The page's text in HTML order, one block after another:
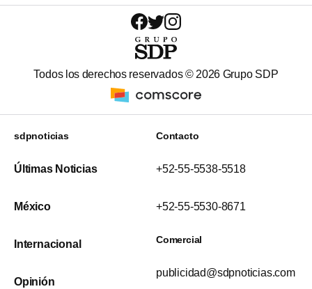
Todos los derechos reservados © 2026 Grupo SDP
sdpnoticias
Últimas Noticias
México
Internacional
Opinión
Contacto
+52-55-5538-5518
+52-55-5530-8671
Comercial
publicidad@sdpnoticias.com